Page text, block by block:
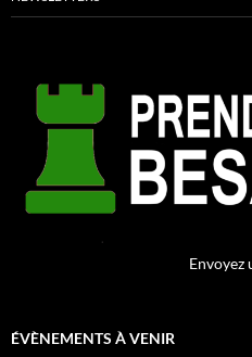
Envoyez
ÉVÈNEMENTS À VENIR